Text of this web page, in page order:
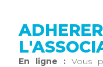
En ligne : Vous